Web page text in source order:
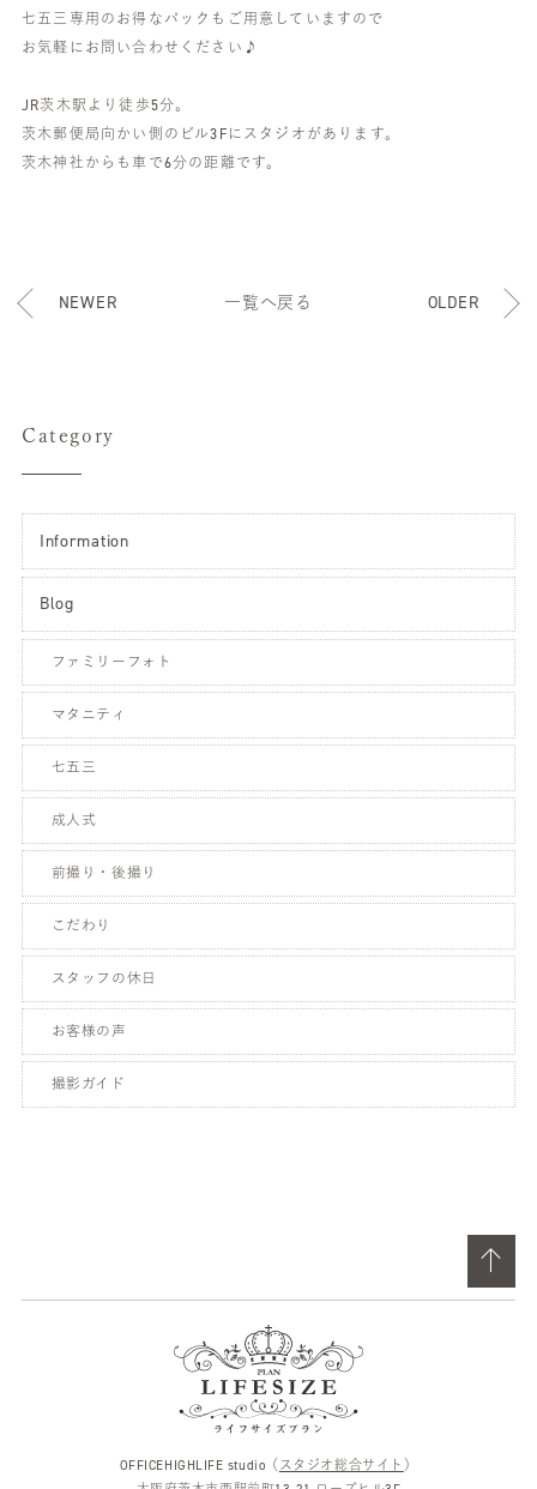
七五三専用のお得なパックもご用意していますので
お気軽にお問い合わせください♪
JR茨木駅より徒歩5分。
茨木郵便局向かい側のビル3Fにスタジオがあります。
茨木神社からも車で6分の距離です。
NEWER 一覧へ戻る OLDER
Category
Information
Blog
ファミリーフォト
マタニティ
七五三
成人式
前撮り・後撮り
こだわり
スタッフの休日
お客様の声
撮影ガイド
OFFICEHIGHLIFE studio（ スタジオ総合サイト ）